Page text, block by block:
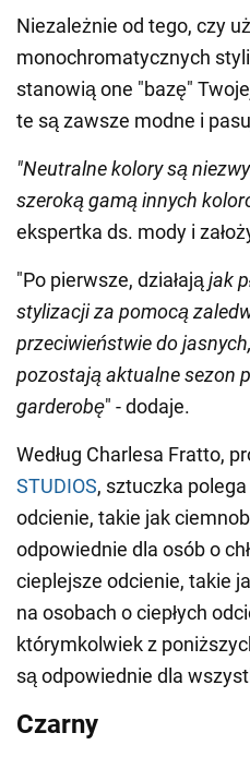
Niezależnie od tego, czy
monochromatycznych
stanowią one "bazę"
te są zawsze modne i
"Neutralne kolory są
szeroką gamą innych
ekspertka ds. mody i
"Po pierwsze, działająjak
stylizacji za pomocą
przeciwieństwie do
pozostają aktualne sezon
garderobę" - dodaje.
Według Charlesa Fratto,
STUDIOS, sztuczka
odcienie, takie jak
odpowiednie dla osób o
cieplejsze odcienie, takie
na osobach o ciepłych
którymkolwiek z
są odpowiednie dla
Czarny